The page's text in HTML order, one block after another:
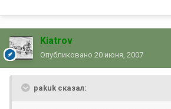
Kiatrov
Опубликовано 20 июня, 2007
pakuk сказал: